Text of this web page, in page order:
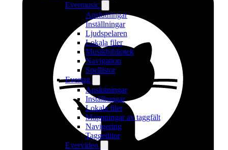
Evermusic
Anslutningar
Inställningar
Ljudspelaren
Lokala filer
Musikbibliotek
Navigation
Spellistor
Evertag
Anslutningar
Inställningar
Lokala filer
Mappningar av taggfält
Navigering
Taggeditor
Evervideo